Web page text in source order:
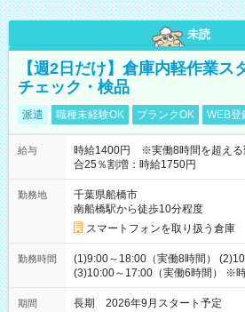
未読
【週2日だけ】倉庫内軽作業
チェック・検品
派遣 職種未経験OK ブランクOK WEB登
給与
時給1400円 ※実働8時間を超える
合25％割増：時給1750円
勤務地
千葉県船橋市
南船橋駅から徒歩10分程度
スマートフォンを取り扱う倉庫
勤務時間
(1)9:00～18:00（実働8時間）
(3)10:00～17:00（実働6時間） ※
期間 長期 2026年9月スタート予定